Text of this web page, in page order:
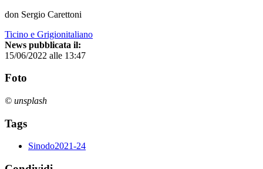
don Sergio Carettoni
Ticino e Grigionitaliano
News pubblicata il:
15/06/2022 alle 13:47
Foto
© unsplash
Tags
Sinodo2021-24